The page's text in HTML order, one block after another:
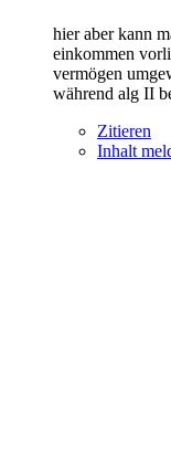
hier aber kann
einkommen
vermögen
während alg II
Zitieren
Inhalt